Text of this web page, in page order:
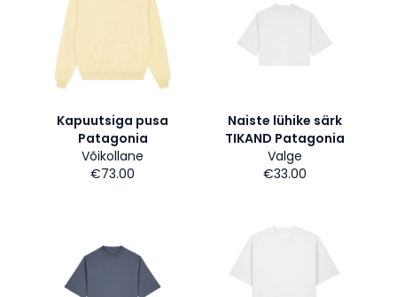
Kapuutsiga pusa
Patagonia
Võikollane
€73.00
Naiste lühike särk
TIKAND Patagonia
Valge
€33.00